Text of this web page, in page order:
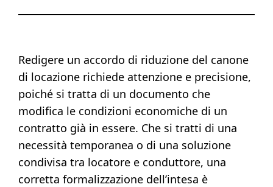
Redigere un accordo di riduzione del canone
di locazione richiede attenzione e precisione,
poiché si tratta di un documento che
modifica le condizioni economiche di un
contratto già in essere. Che si tratti di una
necessità temporanea o di una soluzione
condivisa tra locatore e conduttore, una
corretta formalizzazione dell’intesa è